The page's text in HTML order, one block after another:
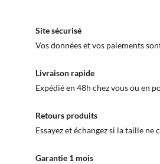
Site sécurisé
Vos données et vos paiements
Livraison rapide
Expédié en 48h chez vous ou en
Retours produits
Essayez et échangez si la taille ne
Garantie 1 mois